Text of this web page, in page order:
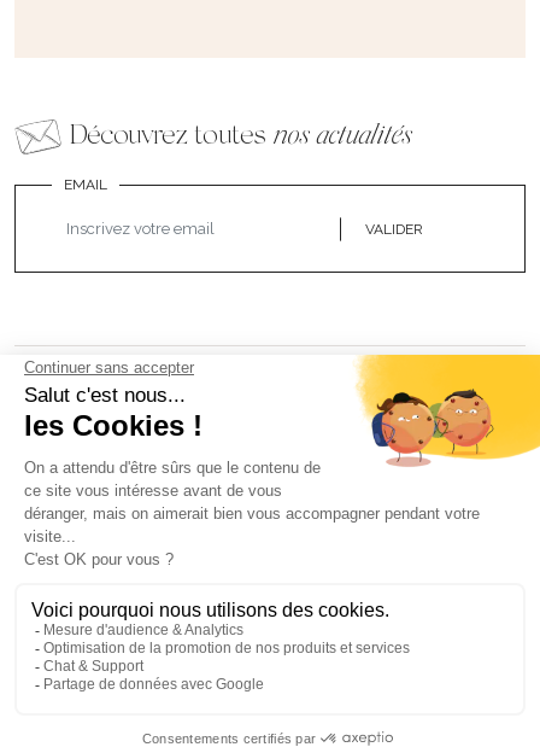
Découvrez toutes nos actualités
EMAIL
VALIDER
NOS BIJOUX
CONTACTEZ-NOUS
Atelier Aismée est aussi disponible dans d’autres pays :